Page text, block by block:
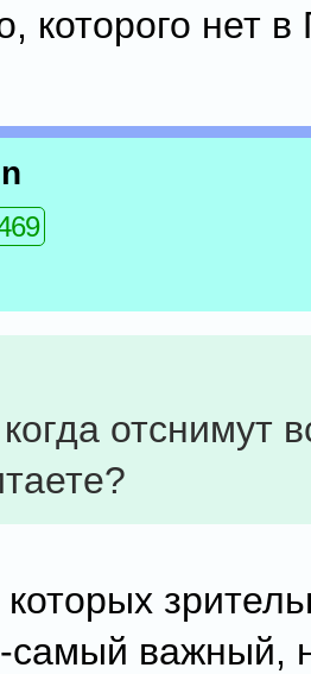
которого нет в
отснимут
самый важный,